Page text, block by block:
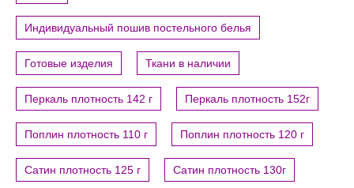
Индивидуальный пошив постельного белья
Готовые изделия Ткани в наличии
Перкаль плотность 142 г Перкаль плотность 152г
Поплин плотность 110 г Поплин плотность 120 г
Сатин плотность 125 г Сатин плотность 130г